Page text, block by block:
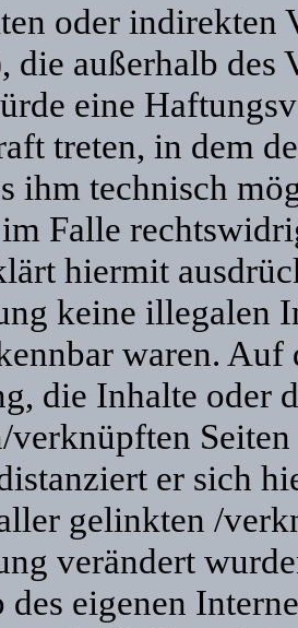
oder indirekten
außerhalb des
eine
treten, in dem
ihm technisch
Falle
hiermit
keine illegalen
waren.
die Inhalte oder
verknüpften
er sich
gelinkten /
verändert
des eigenen